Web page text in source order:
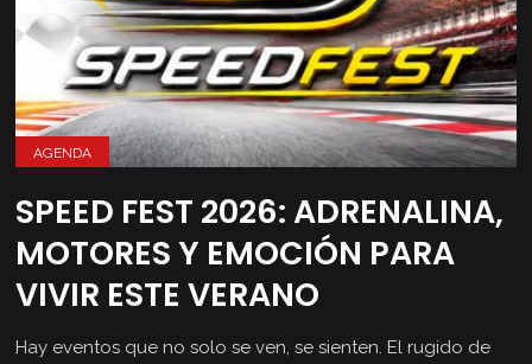
AGENDA
SPEED FEST 2026: ADRENALINA,
MOTORES Y EMOCIÓN PARA
VIVIR ESTE VERANO
Hay eventos que no solo se ven, se sienten. El rugido de